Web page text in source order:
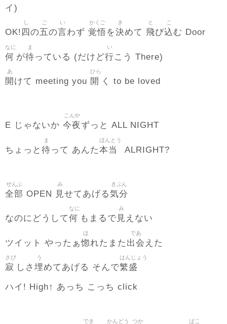
イ)
OK! 四
し
の五
ご
の言
い
わず 覚悟
かくご
を決
き
めて 飛
と
び込
こ
む Door
何
なに
が待
ま
っている (だけど行
い
こう There)
開
あ
けて meeting you 開
ひら
く to be loved
E じゃないか 今夜
こんや
ずっと ALL NIGHT
ちょっと 待
ま
って あんた本当
ほんとう
ALRIGHT?
全部
ぜんぶ
OPEN 見
み
せてあげる気分
きぶん
なのにどうして何
なに
もまるで 見
み
えない
ツイット やったぁ惚
ほ
れたまた 出会
であ
えた
寂
さび
しさ 埋
う
めてあげる そんで繁盛
はんじょう
ハイ! High↑ あっち こっち click
でき かんどう つか ばこ